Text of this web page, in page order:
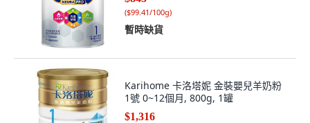
($99.41/100g)
暫時缺貨
Karihome 卡洛塔妮 金裝嬰兒羊奶粉
1號 0~12個月, 800g, 1罐
$1,316